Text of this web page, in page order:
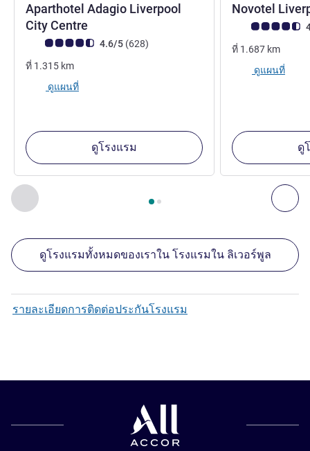
ก่อนหน้า - สถานประกอบการอื่นของเราที่อยู่ใกล้เคียง ถั
หน้า1 , สถานประกอบการอื่นของเราที่อยู่ใกล้เคียง 1 :,
Aparthotel Adagio Liverpool
City Centre
คะแนนความคิดเห็นจากแขก (เรทติ้งบน ALL)
4.6/5 (628รีวิว รายการ
)
ที่ 1.315 km
ดูแผนที่
ดูโรงแรม
Novotel
คะแนนความคิดเ
ที่ 1.687 km
ดูแผนที่
ดู
ดูโรงแรมทั้งหมดของเราใน โรงแรมใน ลิเวอร์พูล
รายละเอียดการติดต่อประกันโรงแรม